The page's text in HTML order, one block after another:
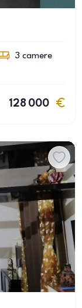
3 camere
128 000